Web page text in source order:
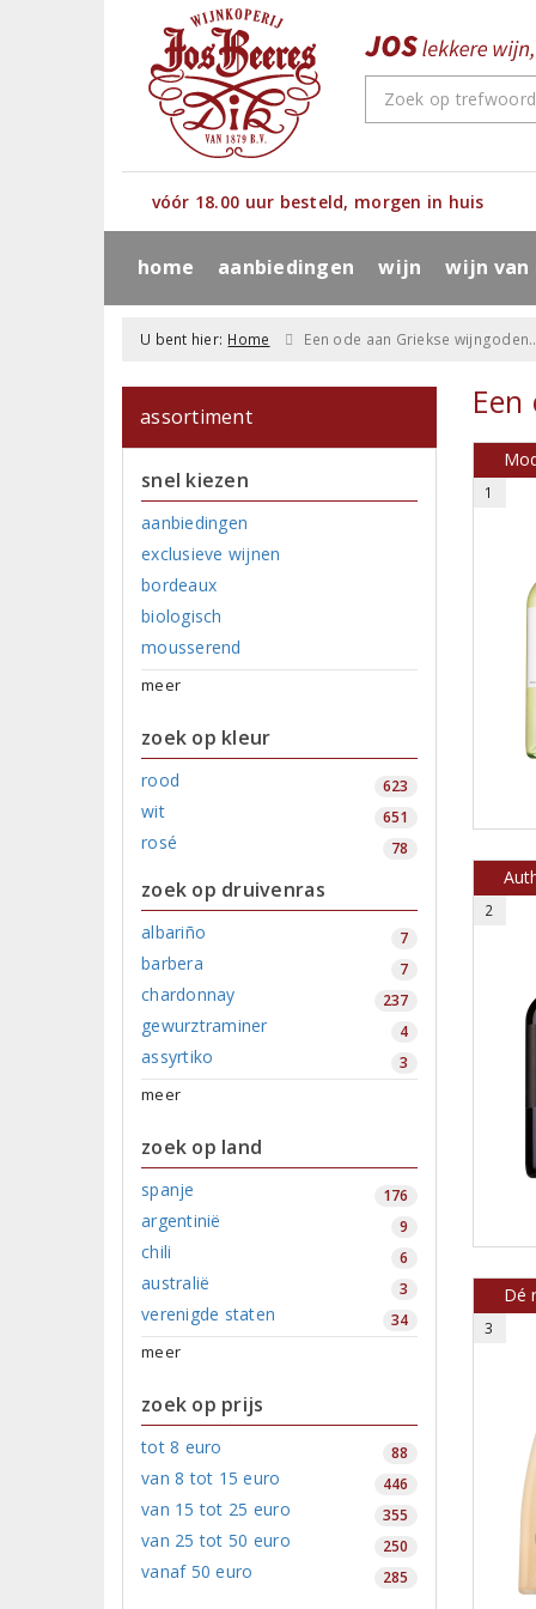
vóór 18.00 uur besteld, morgen in huis
home aanbiedingen wijn wijn van
U bent hier: Home Een ode aan Griekse
assortiment
snel kiezen
aanbiedingen
exclusieve wijnen
bordeaux
biologisch
mousserend
meer
zoek op kleur
rood 623
wit 651
rosé 78
zoek op druivenras
albariño 7
barbera 7
chardonnay 237
gewurztraminer 4
assyrtiko 3
meer
zoek op land
spanje 176
argentinië 9
chili 6
australië 3
verenigde staten 34
meer
zoek op prijs
tot 8 euro 88
van 8 tot 15 euro 446
van 15 tot 25 euro 355
van 25 tot 50 euro 250
vanaf 50 euro 285
1
2
Dé
3